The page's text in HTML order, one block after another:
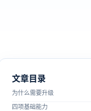
文章目录
为什么需要升级
四项基础能力